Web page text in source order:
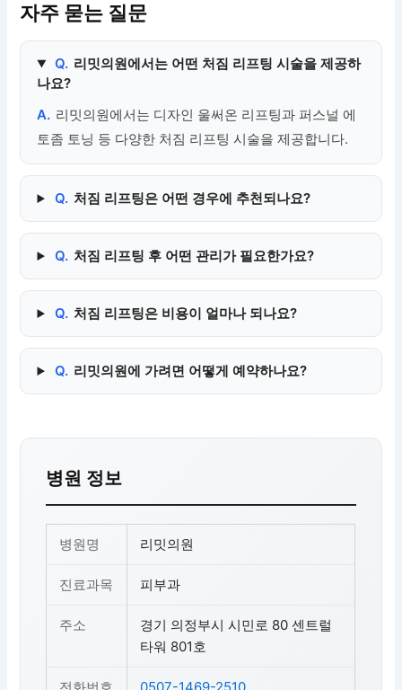
자주 묻는 질문
Q. 리밋의원에서는 어떤 처짐 리프팅 시술을 제공하
나요?
A. 리밋의원에서는 디자인 울써온 리프팅과 퍼스널 에
토좀 토닝 등 다양한 처짐 리프팅 시술을 제공합니다.
Q. 처짐 리프팅은 어떤 경우에 추천되나요?
Q. 처짐 리프팅 후 어떤 관리가 필요한가요?
Q. 처짐 리프팅은 비용이 얼마나 되나요?
Q. 리밋의원에 가려면 어떻게 예약하나요?
병원 정보
병원명 리밋의원
진료과목 피부과
주소
경기 의정부시 시민로 80 센트럴
타워 801호